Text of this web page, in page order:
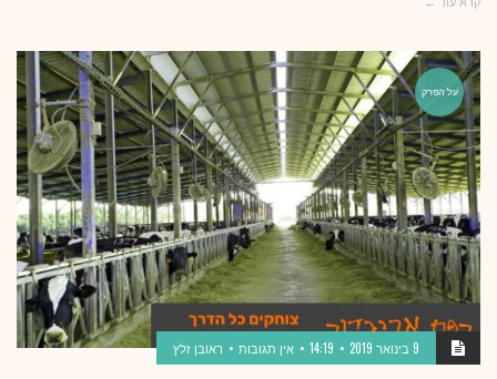
על הפרק
9 בינואר 2019 14:19 אין תגובות ראובן זלץ